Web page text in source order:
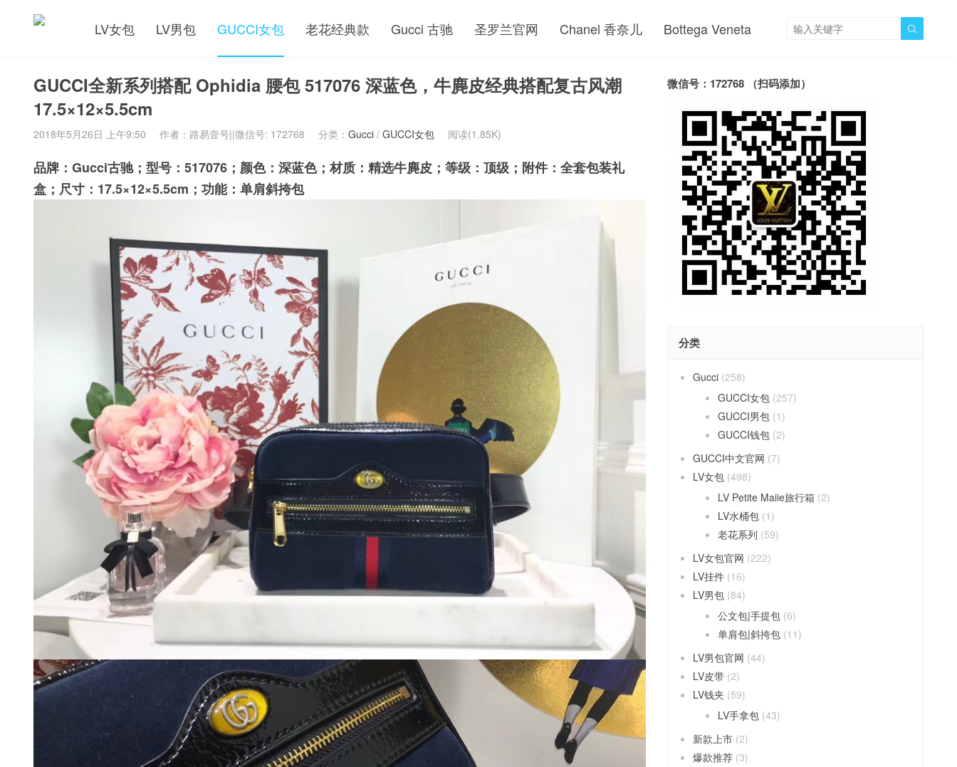
LV女包 LV男包 GUCCI女包 老花经典款 Gucci 古驰 圣罗兰官网 Chanel 香奈儿 Bottega Veneta 
GUCCI全新系列搭配 Ophidia 腰包 517076 深蓝色，牛麂皮经典搭配复古风潮
17.5×12×5.5cm
2018年5月26日 上午9:50 作者：路易壹号||微信号: 172768 分类： Gucci / GUCCI女包 阅读(1.85K)
品牌：Gucci古驰；型号：517076；颜色：深蓝色；材质：精选牛麂皮；等级：顶级；附件：全套包装礼
盒；尺寸：17.5×12×5.5cm；功能：单肩斜挎包
微信号：172768 （扫码添加）
分类
Gucci (258)
GUCCI女包 (257)
GUCCI男包 (1)
GUCCI钱包 (2)
GUCCI中文官网 (7)
LV女包 (498)
LV Petite Maiie旅行箱 (2)
LV水桶包 (1)
老花系列 (59)
LV女包官网 (222)
LV挂件 (16)
LV男包 (84)
公文包|手提包 (6)
单肩包|斜挎包 (11)
LV男包官网 (44)
LV皮带 (2)
LV钱夹 (59)
LV手拿包 (43)
新款上市 (2)
爆款推荐 (3)